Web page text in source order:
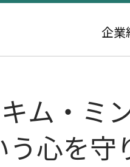
企業
ム・ミ
心を守